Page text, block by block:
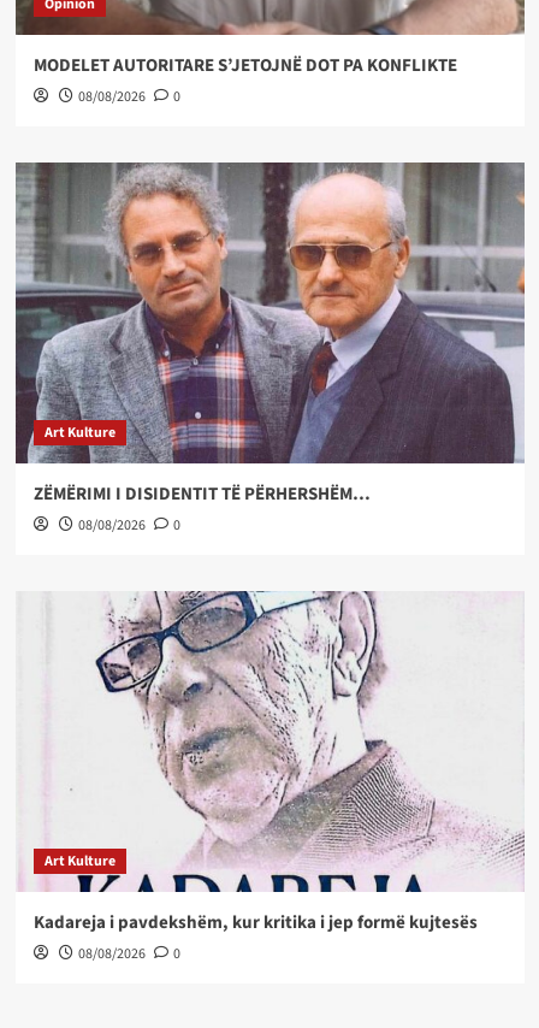
Opinion
MODELET AUTORITARE S’JETOJNË DOT PA KONFLIKTE
08/08/2026 0
Art Kulture
ZËMËRIMI I DISIDENTIT TË PËRHERSHËM…
08/08/2026 0
Art Kulture
Kadareja i pavdekshëm, kur kritika i jep formë kujtesës
08/08/2026 0